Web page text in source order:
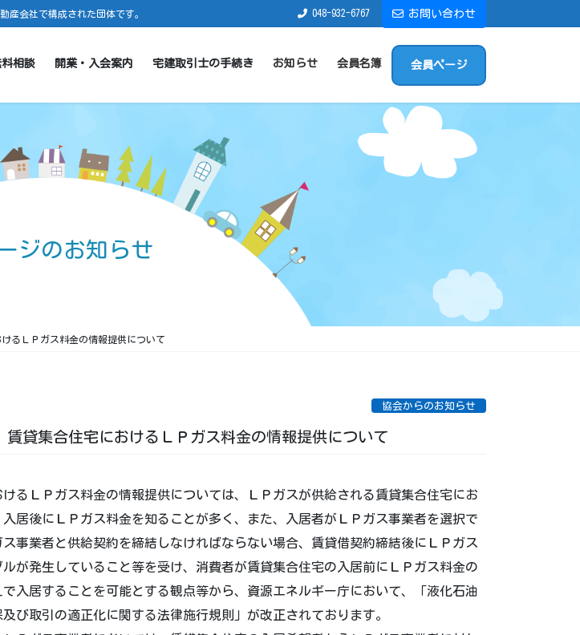
産会社で構成された団体です。 048-932-6767 お問い合わせ
相談 開業・入会案内 宅建取引士の手続き お知らせ 会員名簿 会員ページ
ジのお知らせ
るＬＰガス料金の情報提供について
協会からのお知らせ
賃貸集合住宅におけるＬＰガス料金の情報提供について
るＬＰガス料金の情報提供については、ＬＰガスが供給される賃貸集合住宅にお
入居後にＬＰガス料金を知ることが多く、また、入居者がＬＰガス事業者を選択で
事業者と供給契約を締結しなければならない場合、賃貸借契約締結後にＬＰガス
が発生していること等を受け、消費者が賃貸集合住宅の入居前にＬＰガス料金の
入居することを可能とする観点等から、資源エネルギー庁において、「液化石油
び取引の適正化に関する法律施行規則」が改正されております。